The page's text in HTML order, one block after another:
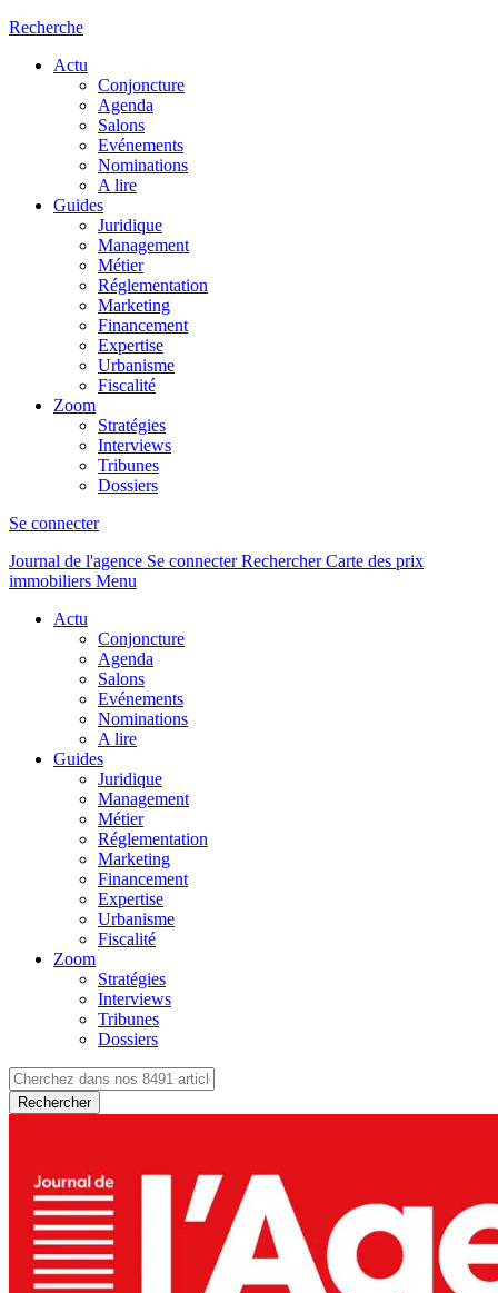
Recherche
Actu
Conjoncture
Agenda
Salons
Evénements
Nominations
A lire
Guides
Juridique
Management
Métier
Réglementation
Marketing
Financement
Expertise
Urbanisme
Fiscalité
Zoom
Stratégies
Interviews
Tribunes
Dossiers
Se connecter
Journal de l'agence Se connecterRechercher Carte des prix
immobiliers Menu
Actu
Conjoncture
Agenda
Salons
Evénements
Nominations
A lire
Guides
Juridique
Management
Métier
Réglementation
Marketing
Financement
Expertise
Urbanisme
Fiscalité
Zoom
Stratégies
Interviews
Tribunes
Dossiers
Rechercher